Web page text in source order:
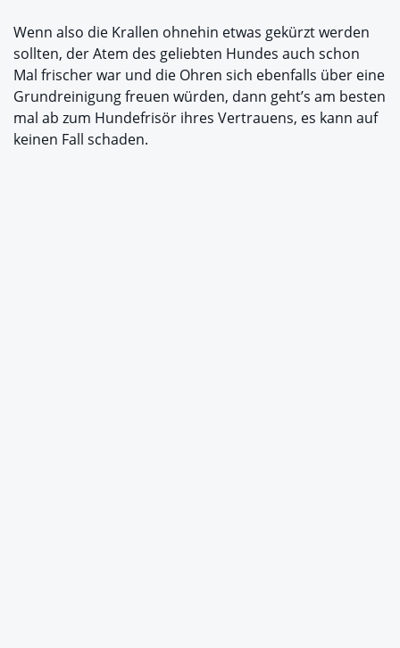
Wenn also die Krallen ohnehin etwas gekürzt werden
sollten, der Atem des geliebten Hundes auch schon
Mal frischer war und die Ohren sich ebenfalls über eine
Grundreinigung freuen würden, dann geht’s am besten
mal ab zum Hundefrisör ihres Vertrauens, es kann auf
keinen Fall schaden.